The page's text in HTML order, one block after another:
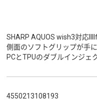
SHARP AQUOS wish3対応
側面のソフトグリップが手
PCとTPUのダブルインジェ
4550213108193